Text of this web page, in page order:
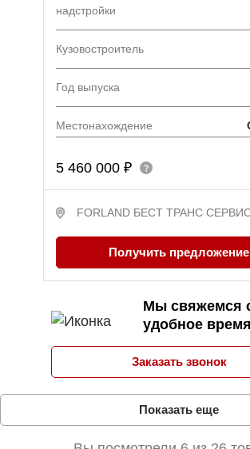
надстройки
Кузовостроитель
Год выпуска
Местонахождение
5 460 000 ₽
FORLAND БЕСТ ТРАНС
Получить предложение
Мы свяжемся
удобное время
Заказать звонок
Показать еще